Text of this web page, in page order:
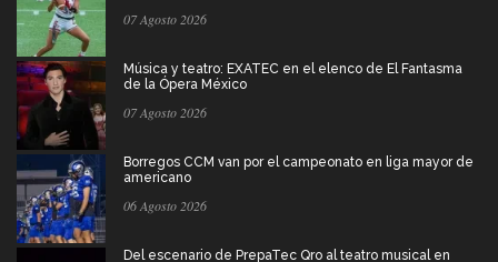
07 Agosto 2026
Música y teatro: EXATEC en el elenco de El Fantasma
de la Ópera México
07 Agosto 2026
Borregos CCM van por el campeonato en liga mayor de
americano
06 Agosto 2026
Del escenario de PrepaTec Qro al teatro musical en